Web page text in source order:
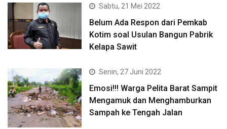
Sabtu, 21 Mei 2022
Belum Ada Respon dari Pemkab
Kotim soal Usulan Bangun Pabrik
Kelapa Sawit
Senin, 27 Juni 2022
Emosi!!! Warga Pelita Barat Sampit
Mengamuk dan Menghamburkan
Sampah ke Tengah Jalan